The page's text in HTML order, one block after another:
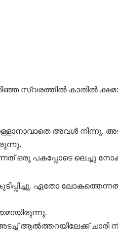
സ്വരത്തിൽ കാതിൽ
അവൾ നിന്നു.
ഒരു പകപ്പോടെ ലെച്ചു
ഏതോ
ആൽത്തറയിലേക്ക് ചാരി